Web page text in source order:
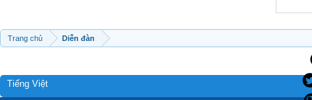
Trang chủ Diễn đàn
Tiếng Việt